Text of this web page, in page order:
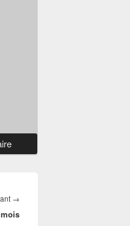
→
suivant :